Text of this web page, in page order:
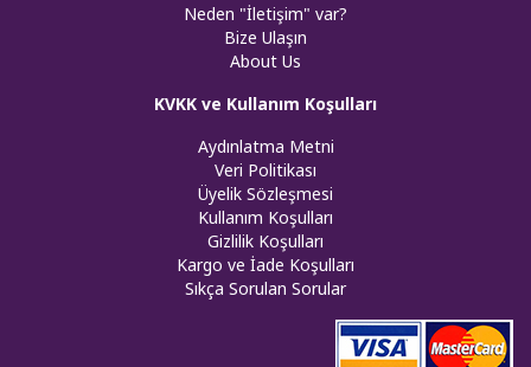
Neden "İletişim" var?
Bize Ulaşın
About Us
KVKK ve Kullanım Koşulları
Aydınlatma Metni
Veri Politikası
Üyelik Sözleşmesi
Kullanım Koşulları
Gizlilik Koşulları
Kargo ve İade Koşulları
Sıkça Sorulan Sorular